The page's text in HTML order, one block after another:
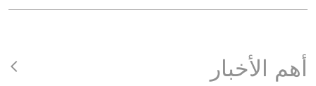
أهم الأخبار